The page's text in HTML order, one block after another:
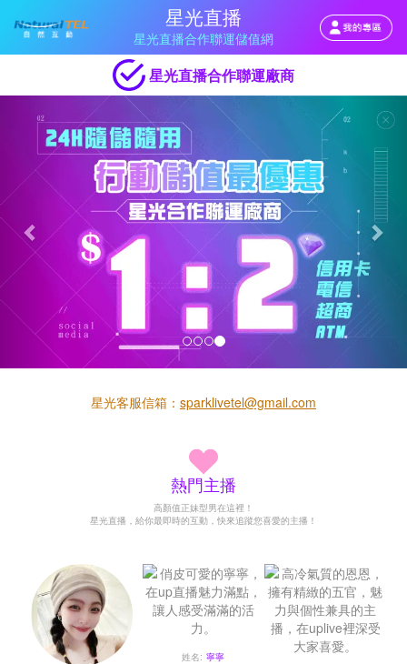
星光直播
星光直播合作聯運儲值網
星光直播合作聯運廠商
星光客服信箱： sparklivetel@gmail.com
熱門主播
高顏值正妹型男在這裡！
星光直播，給你最即時的互動，快來追蹤您喜愛的主播！
姓名: 寧寧